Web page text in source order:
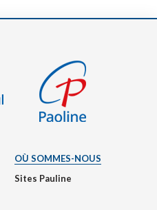
OÙ SOMMES-NOUS
Sites Pauline